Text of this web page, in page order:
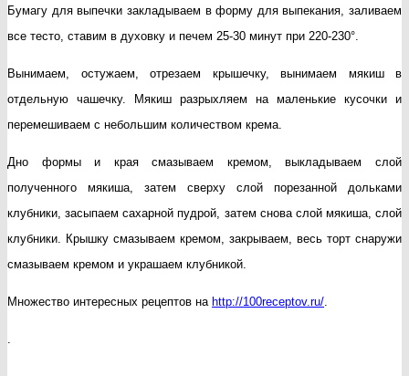
Бумагу для выпечки закладываем в форму для выпекания, заливаем
все тесто, ставим в духовку и печем 25-30 минут при 220-230°.
Вынимаем, остужаем, отрезаем крышечку, вынимаем мякиш в
отдельную чашечку. Мякиш разрыхляем на маленькие кусочки и
перемешиваем с небольшим количеством крема.
Дно формы и края смазываем кремом, выкладываем слой
полученного мякиша, затем сверху слой порезанной дольками
клубники, засыпаем сахарной пудрой, затем снова слой мякиша, слой
клубники. Крышку смазываем кремом, закрываем, весь торт снаружи
смазываем кремом и украшаем клубникой.
Множество интересных рецептов на http://100receptov.ru/